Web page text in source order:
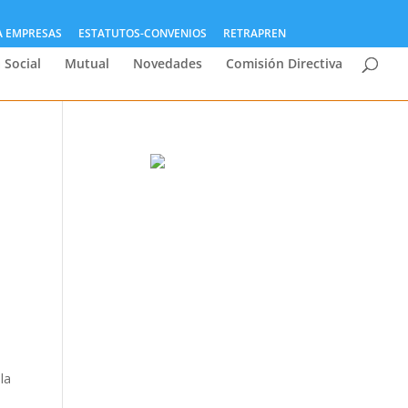
EMPRESAS ESTATUTOS-CONVENIOS RETRAPREN
Social Mutual Novedades Comisión Directiva